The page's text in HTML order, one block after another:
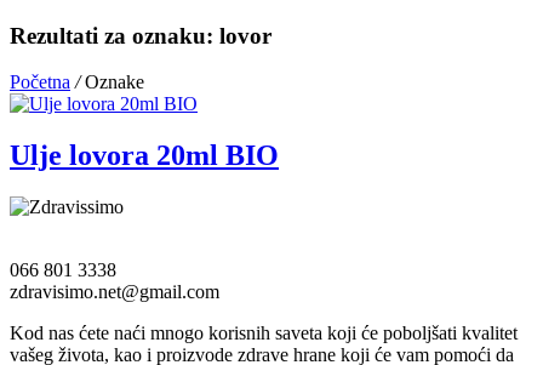
Rezultati za oznaku: lovor
Početna /Oznake
Ulje lovora 20ml BIO
066 801 3338
zdravisimo.net@gmail.com
Kod nas ćete naći mnogo korisnih saveta koji će poboljšati kvalitet
vašeg života, kao i proizvode zdrave hrane koji će vam pomoći da